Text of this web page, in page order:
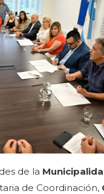
de la
de Coordinación,